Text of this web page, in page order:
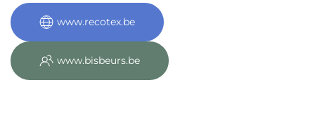
www.recotex.be
www.bisbeurs.be